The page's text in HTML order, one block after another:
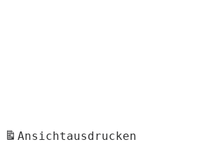
Ansichtausdrucken